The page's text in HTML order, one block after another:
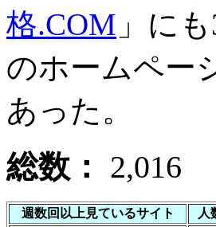
格.COM 」に
のホームペー
あった。
総数： 2,016
週数回以上見ているサイト
人